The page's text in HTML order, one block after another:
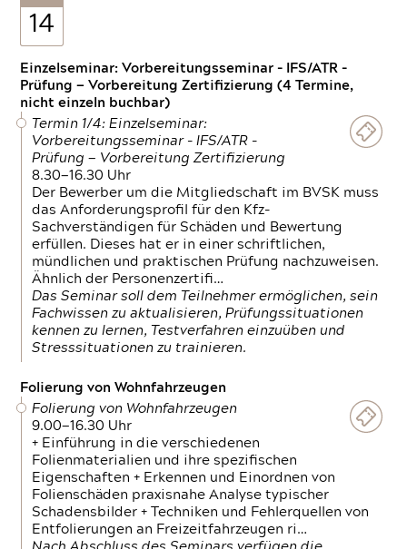
14
Einzelseminar: Vorbereitungsseminar - IFS/ATR -
Prüfung — Vorbereitung Zertifizierung (4 Termine,
nicht einzeln buchbar)
Termin 1/4: Einzelseminar:
Vorbereitungsseminar - IFS/ATR -
Prüfung — Vorbereitung Zertifizierung
8.30—16.30 Uhr
Der Bewerber um die Mitgliedschaft im BVSK muss
das Anforderungsprofil für den Kfz-
Sachverständigen für Schäden und Bewertung
erfüllen. Dieses hat er in einer schriftlichen,
mündlichen und praktischen Prüfung nachzuweisen.
Ähnlich der Personenzertifi…
Das Seminar soll dem Teilnehmer ermöglichen, sein
Fachwissen zu aktualisieren, Prüfungssituationen
kennen zu lernen, Testverfahren einzuüben und
Stresssituationen zu trainieren.
Folierung von Wohnfahrzeugen
Folierung von Wohnfahrzeugen
9.00—16.30 Uhr
+ Einführung in die verschiedenen
Folienmaterialien und ihre spezifischen
Eigenschaften + Erkennen und Einordnen von
Folienschäden praxisnahe Analyse typischer
Schadensbilder + Techniken und Fehlerquellen von
Entfolierungen an Freizeitfahrzeugen ri…